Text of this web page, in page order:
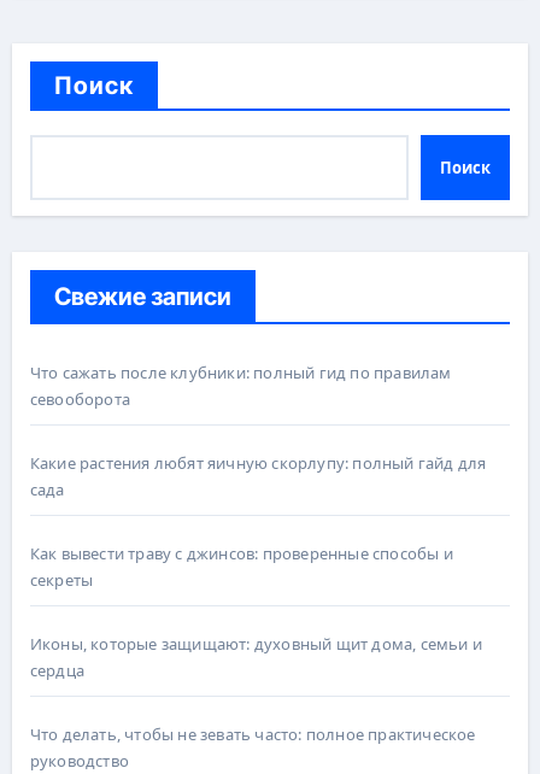
Поиск
Поиск
Свежие записи
Что сажать после клубники: полный гид по правилам
севооборота
Какие растения любят яичную скорлупу: полный гайд для
сада
Как вывести траву с джинсов: проверенные способы и
секреты
Иконы, которые защищают: духовный щит дома, семьи и
сердца
Что делать, чтобы не зевать часто: полное практическое
руководство